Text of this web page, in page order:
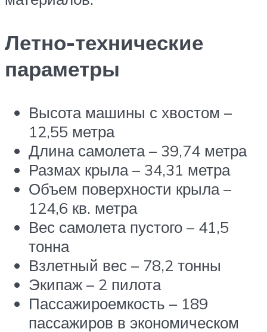
Летно-технические
параметры
Высота машины с хвостом –
12,55 метра
Длина самолета – 39,74 метра
Размах крыла – 34,31 метра
Объем поверхности крыла –
124,6 кв. метра
Вес самолета пустого – 41,5
тонна
Взлетный вес – 78,2 тонны
Экипаж – 2 пилота
Пассажироемкость – 189
пассажиров в экономическом